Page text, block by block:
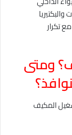
تكرار
ومتى
المكيف